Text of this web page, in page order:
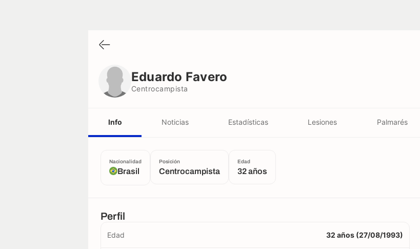
Eduardo Favero
Centrocampista
Info Noticias Estadísticas Lesiones Palmarés
Nacionalidad
Brasil
Posición
Centrocampista
Edad
32 años
Perfil
Edad 32 años (27/08/1993)